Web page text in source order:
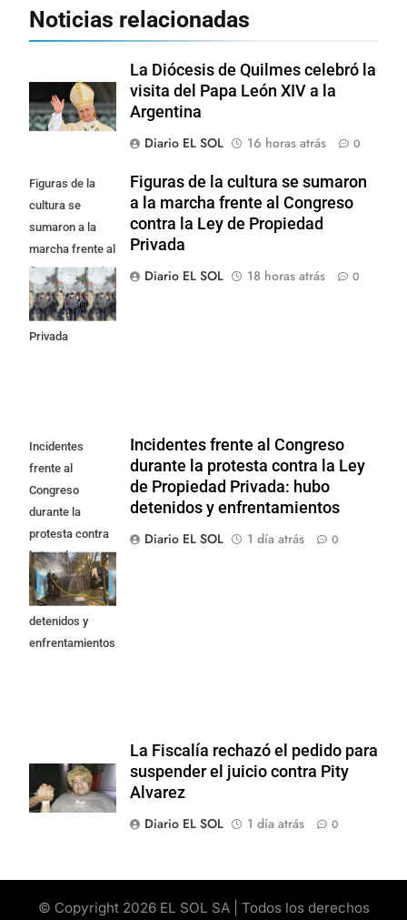
Noticias relacionadas
La Diócesis de Quilmes celebró la
visita del Papa León XIV a la
Argentina
Diario EL SOL
16 horas atrás 0
Figuras de la
cultura se
sumaron a la
marcha frente al
Congreso contra
la Ley de
Propiedad
Privada
Figuras de la cultura se sumaron
a la marcha frente al Congreso
contra la Ley de Propiedad
Privada
Diario EL SOL
18 horas atrás 0
Incidentes
frente al
Congreso
durante la
protesta contra
la Ley de
Propiedad
Privada: hubo
detenidos y
enfrentamientos
Incidentes frente al Congreso
durante la protesta contra la Ley
de Propiedad Privada: hubo
detenidos y enfrentamientos
Diario EL SOL
1 día atrás 0
La Fiscalía rechazó el pedido para
suspender el juicio contra Pity
Alvarez
Diario EL SOL
1 día atrás 0
© Copyright 2026 EL SOL SA | Todos los derechos